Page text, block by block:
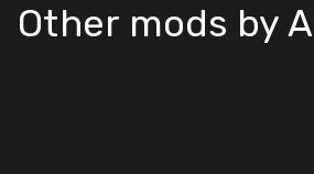
Other mods by